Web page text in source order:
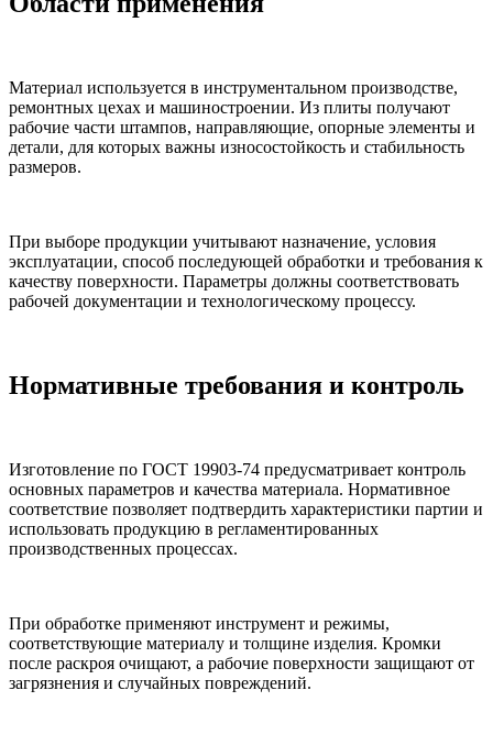
Материал используется в инструментальном производстве,
ремонтных цехах и машиностроении. Из плиты получают
рабочие части штампов, направляющие, опорные элементы и
детали, для которых важны износостойкость и стабильность
размеров.
При выборе продукции учитывают назначение, условия
эксплуатации, способ последующей обработки и требования к
качеству поверхности. Параметры должны соответствовать
рабочей документации и технологическому процессу.
Нормативные требования и контроль
Изготовление по ГОСТ 19903-74 предусматривает контроль
основных параметров и качества материала. Нормативное
соответствие позволяет подтвердить характеристики партии и
использовать продукцию в регламентированных
производственных процессах.
При обработке применяют инструмент и режимы,
соответствующие материалу и толщине изделия. Кромки
после раскроя очищают, а рабочие поверхности защищают от
загрязнения и случайных повреждений.